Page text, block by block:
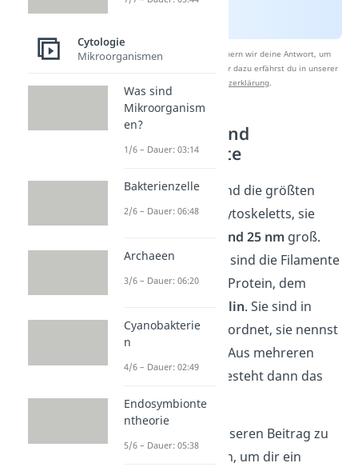
Nach Beantwortung speichern wir deine Antwort, um
Studyflix zu verbessern. Mehr dazu erfährst du in unserer
Datenschutzerklärung.
Mikrotubuli und
Mikrofilamente
DieMikrotubuli
sind die größten
Bestandteile des Cytoskeletts, sie
15 und 25 nm groß.
Zusammengesetzt sind die Filamente
aus einem runden Protein, dem
Tubulin. Sie sind in
einer „Reihe“ angeordnet, sie nennst
. Aus mehreren
Protofilamenten besteht dann das
Mikrotubuli.
Schau dir gerne unseren Beitrag zu
an, um dir ein
Cytologie
Mikroorganismen
Was sind
Mikroorganism
en?
1/6 – Dauer: 03:14
Bakterienzelle
2/6 – Dauer: 06:48
Archaeen
3/6 – Dauer: 06:20
Cyanobakterie
n
4/6 – Dauer: 02:49
Endosymbionte
ntheorie
5/6 – Dauer: 05:38